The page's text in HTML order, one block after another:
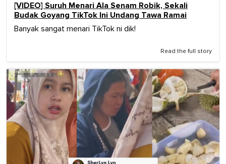
[VIDEO] Suruh Menari Ala Senam Robik, Sekali
Budak Goyang TikTok Ini Undang Tawa Ramai
Banyak sangat menari TikTok ni dik!
Read the full story